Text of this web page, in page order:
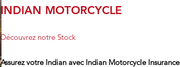
INDIAN MOTORCYCLE
Découvrez notre Stock
Assurez votre Indian avec Indian Motorcycle Insurance